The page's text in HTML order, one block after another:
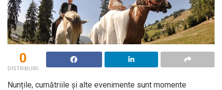
0
DISTRIBUIRI
Nunțile, cumătriile și alte evenimente sunt momente